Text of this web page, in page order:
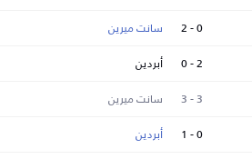
0 - 2 سانت ميرين
2 - 0 أبردين
3 - 3 سانت ميرين
0 - 1 أبردين